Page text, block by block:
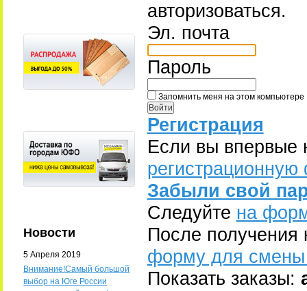
Новости
5 Апреля 2019
Внимание!Самый большой
выбор на Юге России
авторизоваться.
Эл. почта
Пароль
Запомнить меня на этом компьютере
Регистрация
Если вы впервые
Забыли свой
Следуйте на
После получения
форму для смены
Показать заказы: